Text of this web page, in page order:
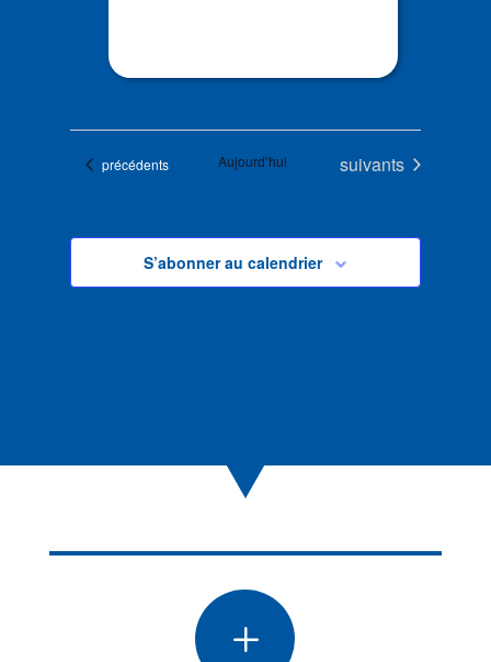
Évènements
précédents Aujourd’hui Évènements
suivants
S’abonner au calendrier
L